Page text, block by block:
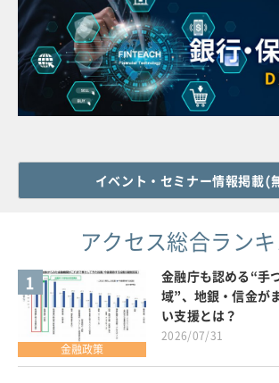
イベント・セミナー情報掲載(
アクセス総合ラン
1
金融政策
金融庁も認める“手
域”、地銀・信金が
い支援とは？
2026/07/31